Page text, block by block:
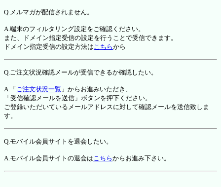
Q.メルマガが配信されません。
A.端末のフィルタリング設定をご確認ください。
また、ドメイン指定受信の設定を行うことで受信できます。
ドメイン指定受信の設定方法はこちらから
Q.ご注文状況確認メールが受信できるか確認したい。
A.「 ご注文状況一覧 」からお進みいただき、
「受信確認メールを送信」ボタンを押下ください。
ご登録いただいているメールアドレスに対して確認メールを送信致しま
す。
Q.モバイル会員サイトを退会したい。
A.モバイル会員サイトの退会はこちらからお進み下さい。